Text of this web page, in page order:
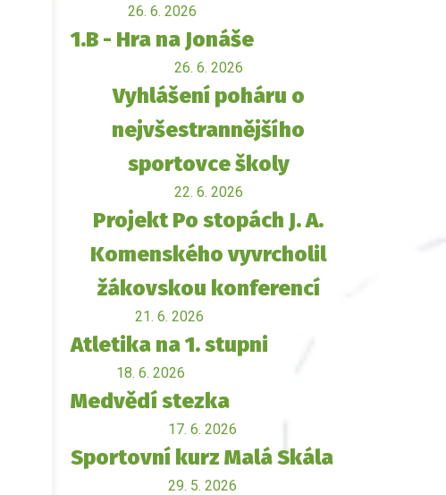
26. 6. 2026
1.B - Hra na Jonáše
26. 6. 2026
Vyhlášení poháru o
nejvšestrannějšího
sportovce školy
22. 6. 2026
Projekt Po stopách J. A.
Komenského vyvrcholil
žákovskou konferencí
21. 6. 2026
Atletika na 1. stupni
18. 6. 2026
Medvědí stezka
17. 6. 2026
Sportovní kurz Malá Skála
29. 5. 2026